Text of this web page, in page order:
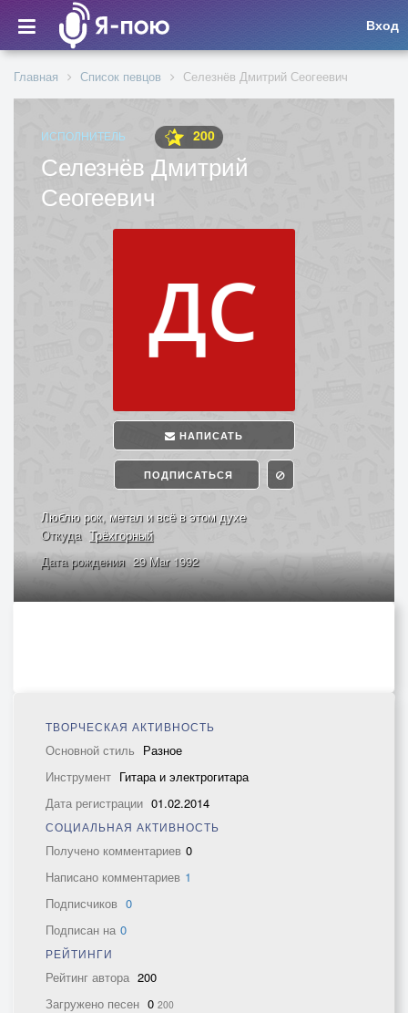
Вход
Главная Список певцов Селезнёв Дмитрий Сеогеевич
ИСПОЛНИТЕЛЬ 200
Селезнёв Дмитрий
Сеогеевич
НАПИСАТЬ
ПОДПИСАТЬСЯ
Люблю рок, метал и всё в этом духе
Откуда Трёхгорный
Дата рождения 29 Mar 1992
ТВОРЧЕСКАЯ АКТИВНОСТЬ
Основной стиль Разное
Инструмент Гитара и электрогитара
Дата регистрации 01.02.2014
СОЦИАЛЬНАЯ АКТИВНОСТЬ
Получено комментариев 0
Написано комментариев 1
Подписчиков 0
Подписан на 0
РЕЙТИНГИ
Рейтинг автора 200
Загружено песен 0 200